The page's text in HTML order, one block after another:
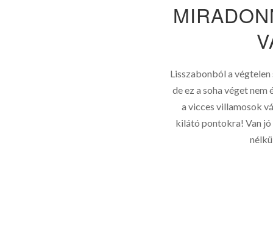
Lisszabonból a
de ez a soha véget nem
a vicces villamosok
kilátó pontokra! Van